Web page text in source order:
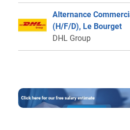
Alternance
(H/F/D), Le Bourget
DHL Group